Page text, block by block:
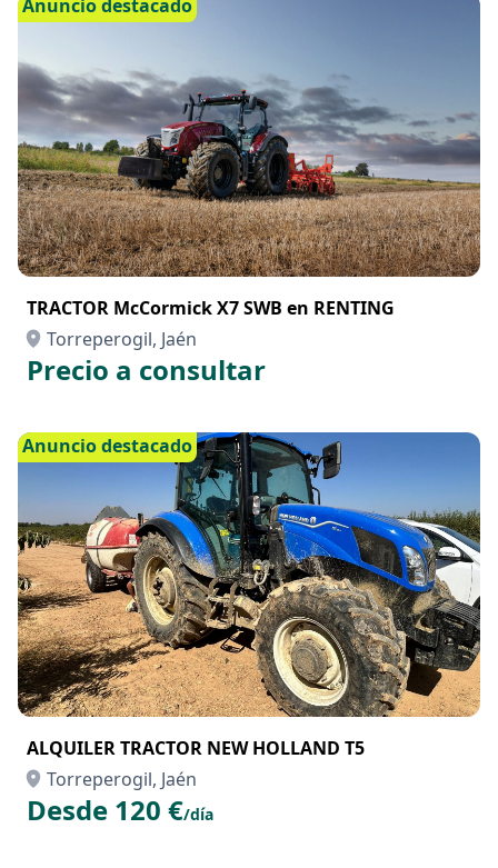
Anuncio destacado
TRACTOR McCormick X7 SWB en RENTING
Torreperogil, Jaén
Precio a consultar
Anuncio destacado
ALQUILER TRACTOR NEW HOLLAND T5
Torreperogil, Jaén
Desde 120 €/día